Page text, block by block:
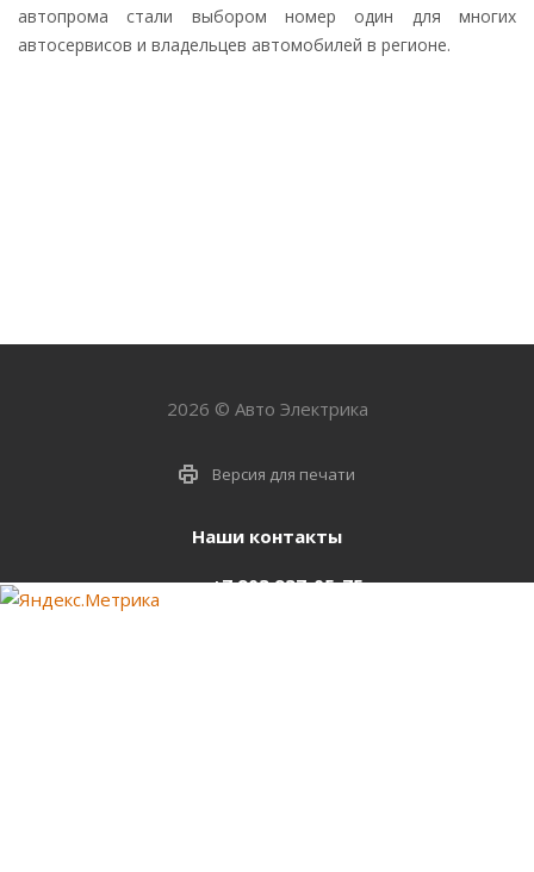
автопрома стали выбором номер один для многих
автосервисов и владельцев автомобилей в регионе.
2026 © Авто Электрика
Версия для печати
Наши контакты
+7 903 937-05-75